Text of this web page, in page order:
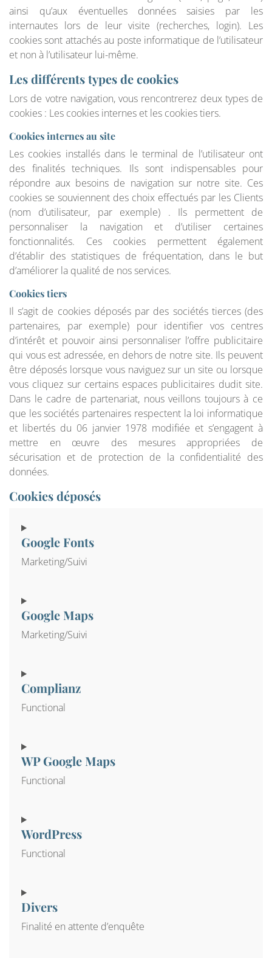
ainsi qu’aux éventuelles données saisies par les
internautes lors de leur visite (recherches, login). Les
cookies sont attachés au poste informatique de l’utilisateur
et non à l’utilisateur lui-même.
Les différents types de cookies
Lors de votre navigation, vous rencontrerez deux types de
cookies : Les cookies internes et les cookies tiers.
Cookies internes au site
Les cookies installés dans le terminal de l’utilisateur ont
des finalités techniques. Ils sont indispensables pour
répondre aux besoins de navigation sur notre site. Ces
cookies se souviennent des choix effectués par les Clients
(nom d’utilisateur, par exemple) . Ils permettent de
personnaliser la navigation et d’utiliser certaines
fonctionnalités. Ces cookies permettent également
d’établir des statistiques de fréquentation, dans le but
d’améliorer la qualité de nos services.
Cookies tiers
Il s’agit de cookies déposés par des sociétés tierces (des
partenaires, par exemple) pour identifier vos centres
d’intérêt et pouvoir ainsi personnaliser l’offre publicitaire
qui vous est adressée, en dehors de notre site. Ils peuvent
être déposés lorsque vous naviguez sur un site ou lorsque
vous cliquez sur certains espaces publicitaires dudit site.
Dans le cadre de partenariat, nous veillons toujours à ce
que les sociétés partenaires respectent la loi informatique
et libertés du 06 janvier 1978 modifiée et s’engagent à
mettre en œuvre des mesures appropriées de
sécurisation et de protection de la confidentialité des
données.
Cookies déposés
Google Fonts
Marketing/Suivi
Google Maps
Marketing/Suivi
Complianz
Functional
WP Google Maps
Functional
WordPress
Functional
Divers
Finalité en attente d’enquête